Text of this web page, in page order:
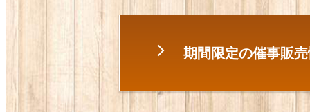
期間限定の催事販